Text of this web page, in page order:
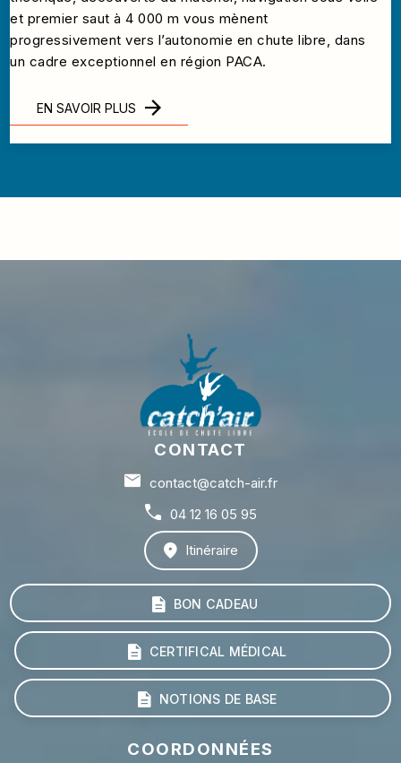
et premier saut à 4 000 m vous mènent
progressivement vers l’autonomie en chute libre, dans
un cadre exceptionnel en région PACA.
EN SAVOIR PLUS
CONTACT
contact@catch-air.fr
04 12 16 05 95
Itinéraire
BON CADEAU
CERTIFICAL MÉDICAL
NOTIONS DE BASE
COORDONNÉES